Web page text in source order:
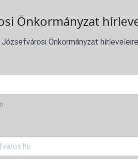
Önkormányzat
Önkormányzat